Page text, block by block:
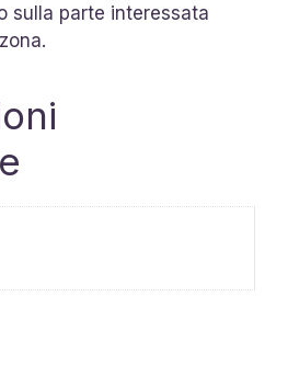
sulla parte interessata